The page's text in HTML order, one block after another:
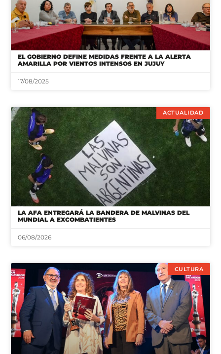
EL GOBIERNO DEFINE MEDIDAS FRENTE A LA ALERTA
AMARILLA POR VIENTOS INTENSOS EN JUJUY
17/08/2025
ACTUALIDAD
LA AFA ENTREGARÁ LA BANDERA DE MALVINAS DEL
MUNDIAL A EXCOMBATIENTES
06/08/2026
CULTURA